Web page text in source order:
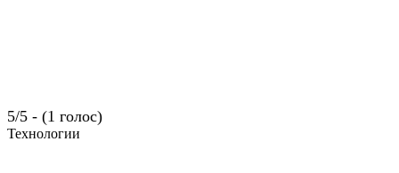
5/5 - (1 голос)
Технологии